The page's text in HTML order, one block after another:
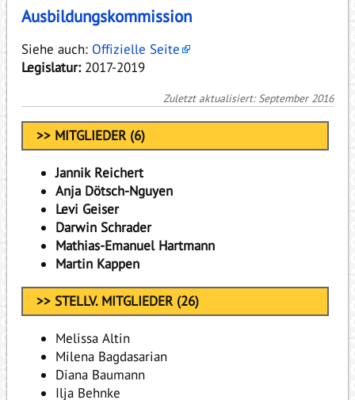
Ausbildungskommission
Siehe auch: Offizielle Seite
Legislatur:2017-2019
Zuletzt aktualisiert: September 2016
>> MITGLIEDER (6)
Jannik Reichert
Anja Dötsch-Nguyen
Levi Geiser
Darwin Schrader
Mathias-Emanuel Hartmann
Martin Kappen
>> STELLV. MITGLIEDER (26)
Melissa Altin
Milena Bagdasarian
Diana Baumann
Ilja Behnke